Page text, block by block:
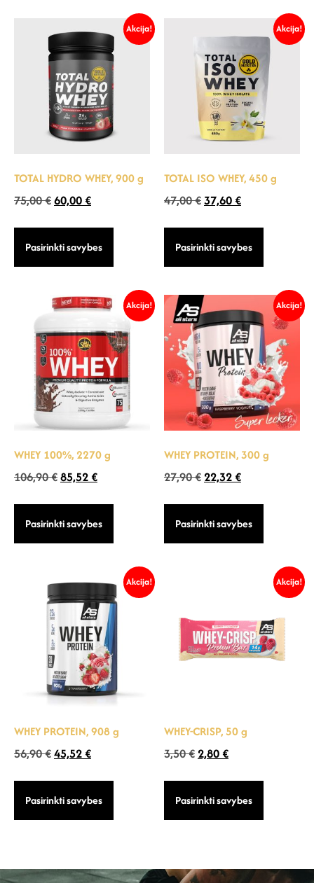
Akcija!
TOTAL HYDRO WHEY, 900 g
75,00€60,00€
Pasirinkti savybes
Akcija!
TOTAL ISO WHEY, 450 g
47,00€37,60€
Pasirinkti savybes
Akcija!
WHEY 100%, 2270 g
106,90€85,52€
Pasirinkti savybes
Akcija!
WHEY PROTEIN, 300 g
27,90€ 22,32€
Pasirinkti savybes
Akcija!
WHEY PROTEIN, 908 g
56,90€45,52€
Pasirinkti savybes
Akcija!
WHEY-CRISP, 50 g
3,50€ 2,80€
Pasirinkti savybes